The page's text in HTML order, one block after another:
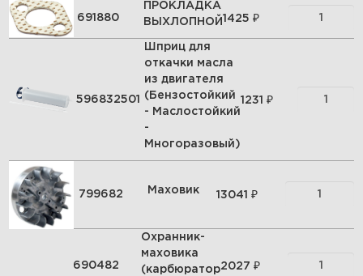
691880
ПРОКЛАДКА
ВЫХЛОПНОЙ1425 ₽
596832501
Шприц для
откачки масла
из двигателя
(Бензостойкий
- Маслостойкий
-
Многоразовый)
1231 ₽
799682 Маховик 13041 ₽
690482
Охранник-
маховика
(карбюратор2027 ₽